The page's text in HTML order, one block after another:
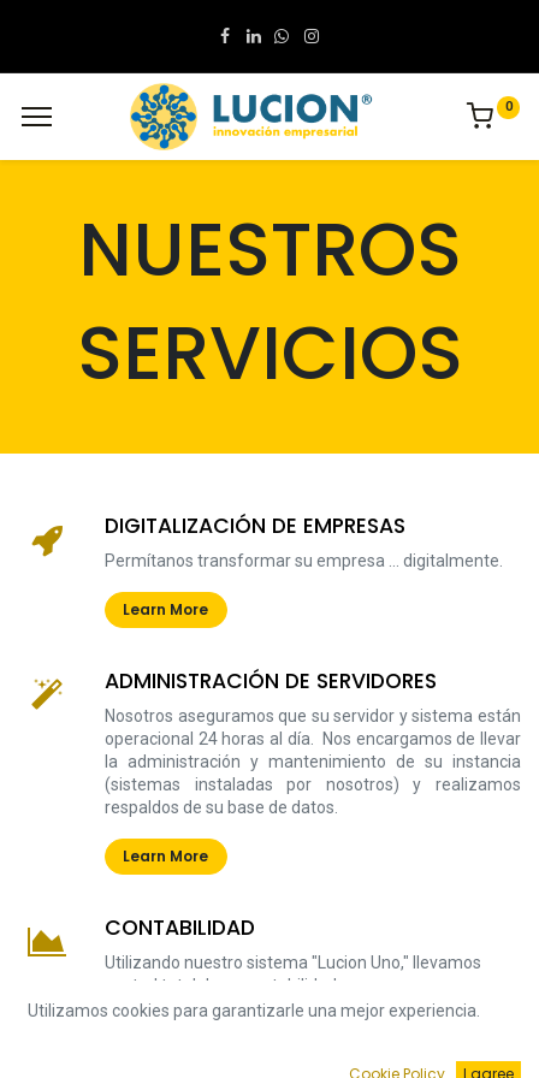
0
NUESTROS
SERVICIOS
DIGITALIZACIÓN DE EMPRESAS
Permítanos transformar su empresa ... digitalmente.
Learn More
ADMINISTRACIÓN DE SERVIDORES
Nosotros aseguramos que su servidor y sistema están
operacional 24 horas al día. Nos encargamos de llevar
la administración y mantenimiento de su instancia
(sistemas instaladas por nosotros) y realizamos
respaldos de su base de datos.
Learn More
CONTABILIDAD
Utilizando nuestro sistema "Lucion Uno," llevamos
control total de su contabilidad.
Utilizamos cookies para garantizarle una mejor experiencia.
Cookie Policy I agree